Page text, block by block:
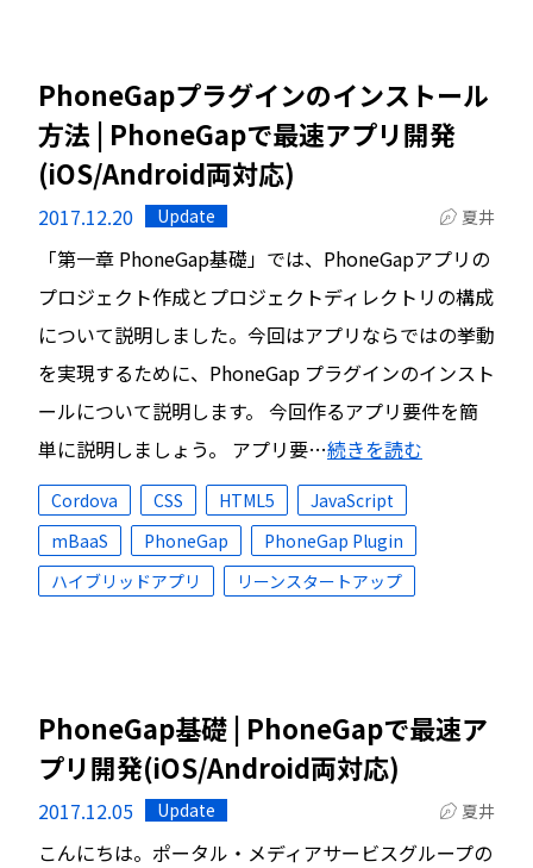
PhoneGapプラグインのインストール
方法 | PhoneGapで最速アプリ開発
(iOS/Android両対応)
2017.12.20 Update 夏井
「第一章 PhoneGap基礎」では、PhoneGapアプリの
プロジェクト作成とプロジェクトディレクトリの構成
について説明しました。今回はアプリならではの挙動
を実現するために、PhoneGap プラグインのインスト
ールについて説明します。 今回作るアプリ要件を簡
単に説明しましょう。 アプリ要…続きを読む
Cordova CSS HTML5
JavaScript
mBaaS
PhoneGap
PhoneGap Plugin
ハイブリッドアプリ
リーンスタートアップ
PhoneGap基礎 | PhoneGapで最速ア
プリ開発(iOS/Android両対応)
2017.12.05 Update 夏井
こんにちは。ポータル・メディアサービスグループの